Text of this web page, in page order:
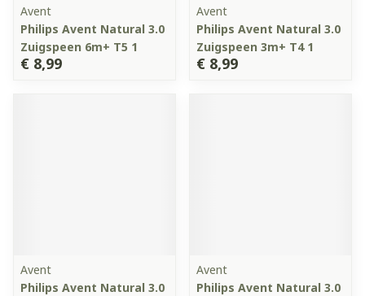
Avent
Philips Avent Natural 3.0
Zuigspeen 6m+ T5 1
€ 8,99
Avent
Philips Avent Natural 3.0
Zuigspeen 3m+ T4 1
€ 8,99
Avent
Philips Avent Natural 3.0
Avent
Philips Avent Natural 3.0